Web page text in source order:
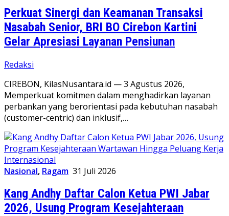
Perkuat Sinergi dan Keamanan Transaksi
Nasabah Senior, BRI BO Cirebon Kartini
Gelar Apresiasi Layanan Pensiunan
Redaksi
CIREBON, KilasNusantara.id — 3 Agustus 2026,
Memperkuat komitmen dalam menghadirkan layanan
perbankan yang berorientasi pada kebutuhan nasabah
(customer-centric) dan inklusif,…
Nasional, Ragam 31 Juli 2026
Kang Andhy Daftar Calon Ketua PWI Jabar
2026, Usung Program Kesejahteraan